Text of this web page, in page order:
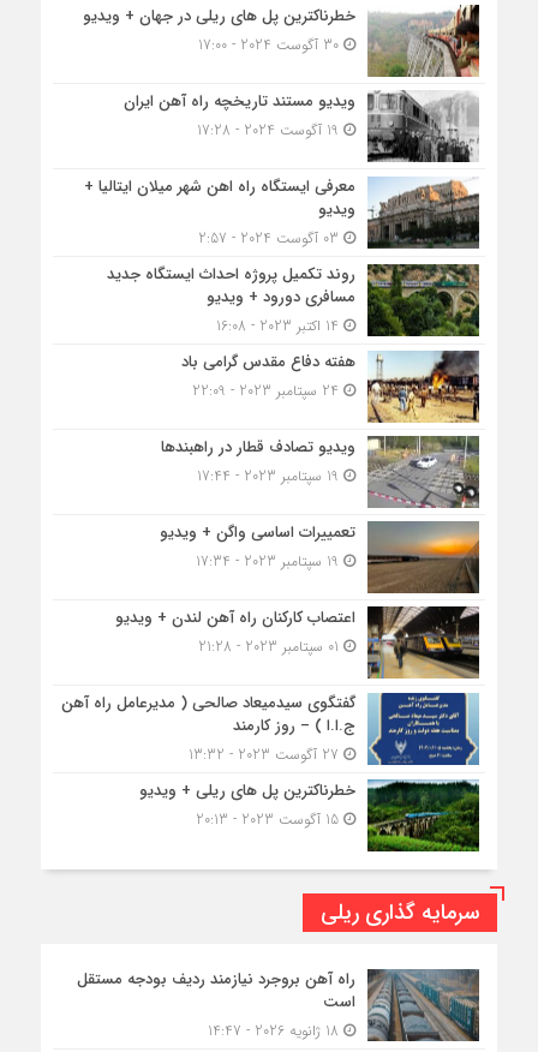
خطرناکترین پل های ریلی در جهان + ویدیو
30 آگوست 2024 - 17:00
ویدیو مستند تاریخچه راه آهن ایران
معرفی ایستگاه راه اهن شهر میلان ایتالیا +
ویدیو
روند تکمیل پروژه احداث ایستگاه جدید
مسافری دورود + ویدیو
هفته دفاع مقدس گرامی باد
ویدیو تصادف قطار در راهبندها
تعمییرات اساسی واگن + ویدیو
اعتصاب کارکنان راه آهن لندن + ویدیو
گفتگوی سیدمیعاد صالحی ( مدیرعامل راه آهن
ج.ا.ا ) – روز کارمند
خطرناکترین پل های ریلی + ویدیو
15 آگوست 2023 - 20:13
سرمایه گذاری ریلی
راه آهن بروجرد نیازمند ردیف بودجه مستقل
است